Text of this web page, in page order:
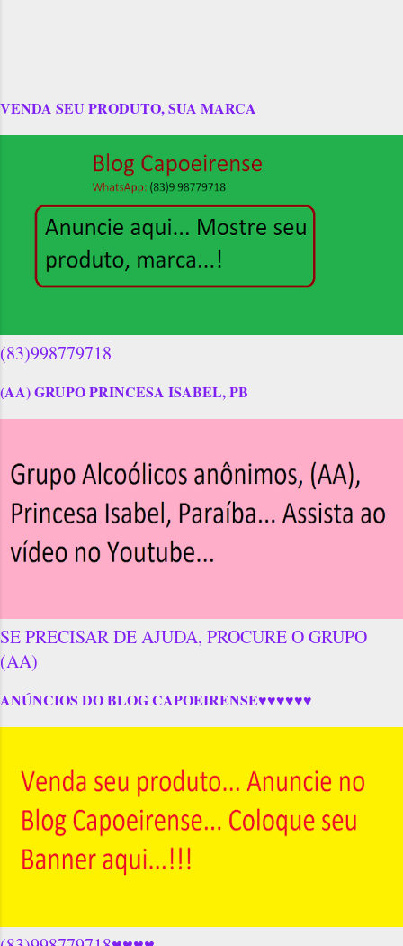
VENDA SEU PRODUTO, SUA MARCA
(83)998779718
(AA) GRUPO PRINCESA ISABEL, PB
SE PRECISAR DE AJUDA, PROCURE O GRUPO
(AA)
ANÚNCIOS DO BLOG CAPOEIRENSE♥♥♥♥♥♥